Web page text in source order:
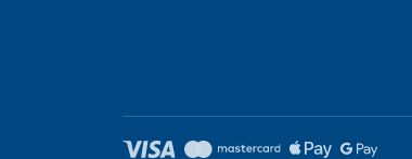
az árut kizárólag a jellegének,